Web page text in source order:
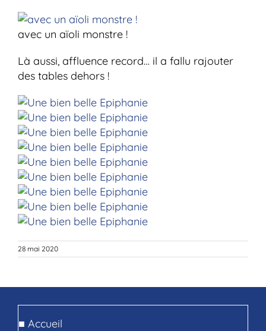
avec un aïoli monstre !
Là aussi, affluence record… il a fallu rajouter
des tables dehors !
28 mai 2020
■ Accueil